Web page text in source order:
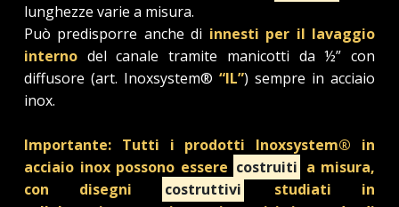
lunghezze varie a misura.
Può predisporre anche di innesti per il lavaggio
interno del canale tramite manicotti da ½” con
diffusore (art. Inoxsystem® “IL”) sempre in acciaio
inox.
Importante: Tutti i prodotti Inoxsystem® in
acciaio inox possono essere costruiti a misura,
con disegni
costruttivi
studiati in